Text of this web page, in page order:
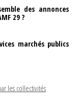
des annonces
29 ?
marchés publics
les collectivités